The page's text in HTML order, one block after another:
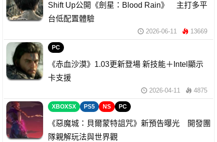
Shift Up公開《劍星：Blood Rain》 主打多平
台低配置體驗
2026-06-11 13669
PC
《赤血沙漠》1.03更新登場 新技能＋Intel顯示
卡支援
2026-04-11 4875
XBOXSX PS5 NS PC
《惡魔城：貝爾蒙特詛咒》新預告曝光 開發團
隊親解玩法與世界觀